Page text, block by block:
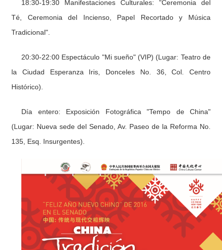
18:30-19:30 Manifestaciones Culturales: "Ceremonia del
Té, Ceremonia del Incienso, Papel Recortado y Música
Tradicional".
20:30-22:00 Espectáculo "Mi sueño" (VIP) (Lugar: Teatro de
la Ciudad Esperanza Iris, Donceles No. 36, Col. Centro
Histórico).
Día entero: Exposición Fotográfica "Tempo de China"
(Lugar: Nueva sede del Senado, Av. Paseo de la Reforma No.
135, Esq. Insurgentes).